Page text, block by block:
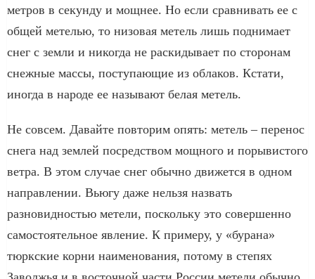
метров в секунду и мощнее. Но если сравнивать ее с
общей метелью, то низовая метель лишь поднимает
снег с земли и никогда не раскидывает по сторонам
снежные массы, поступающие из облаков. Кстати,
иногда в народе ее называют белая метель.
Не совсем. Давайте повторим опять: метель – перенос
снега над землей посредством мощного и порывистого
ветра. В этом случае снег обычно движется в одном
направлении. Вьюгу даже нельзя назвать
разновидностью метели, поскольку это совершенно
самостоятельное явление. К примеру, у «бурана»
тюркские корни наименования, потому в степях